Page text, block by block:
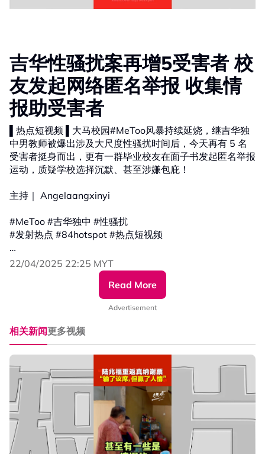
吉华性骚扰案再增5受害者 校
友发起网络匿名举报 收集情
报助受害者
▌热点短视频 ▌大马校园#MeToo风暴持续延烧，继吉华独
中男教师被爆出涉及大尺度性骚扰时间后，今天再有 5 名
受害者挺身而出，更有一群毕业校友在面子书发起匿名举报
运动，质疑学校选择沉默、甚至涉嫌包庇！
主持｜ Angelaangxinyi
#MeToo #吉华独中 #性骚扰
#发射热点 #84hotspot #热点短视频
🔴 更多新闻资讯看这里 ▹ https://xuan.com.my/hotspot
22/04/2025 22:25 MYT
Read More
Advertisement
相关新闻更多视频